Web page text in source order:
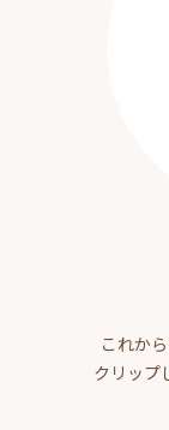
これか
クリップ